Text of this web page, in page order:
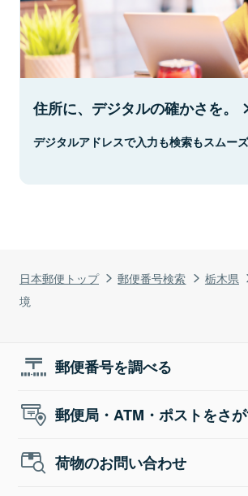
日本郵便トップ 郵便番号検索 栃木県
境
住所に、デジタルの確かさを。
デジタルアドレスで入力も検索もスムーズ
郵便番号を調べる
郵便局・ATM・ポストをさ
荷物のお問い合わせ